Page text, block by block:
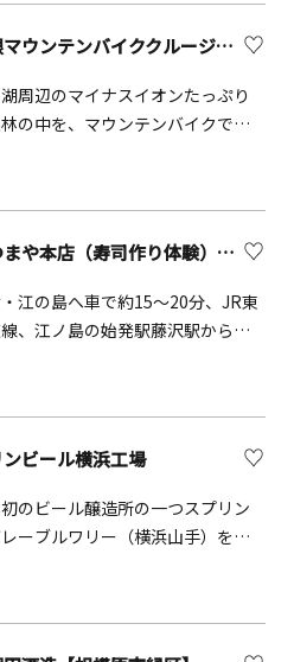
箱根マウンテンバイククルージング
周辺のマイナスイオンたっぷり
の中を、マウンテンバイクで巡
さつまや本店（寿司作り体験）【藤沢市】
江の島へ車で約15〜20分、JR東
、江ノ島の始発駅藤沢駅から徒
雰囲気で教えてくれます。アッ
ームな雰囲気の教室です。
ビール横浜工場
のビール醸造所の一つスプリン
ーブルワリー（横浜山手）を源
できるまでの工程を約1時間かけ
ぶことができる。また、ツアーの